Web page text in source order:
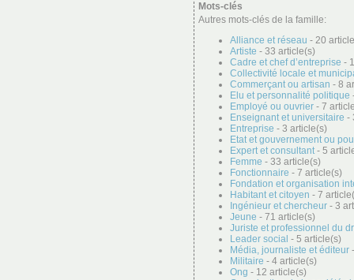
Mots-clés
Autres mots-clés de la famille:
Alliance et réseau - 20
Artiste - 33 article(s)
Cadre et chef d’entreprise -
Collectivité locale et
Commerçant ou artisan - 8
Elu et personnalité politique
Employé ou ouvrier - 7
Enseignant et universitaire -
Entreprise - 3 article(s)
Etat et gouvernement ou
Expert et consultant- 5
Femme - 33 article(s)
Fonctionnaire - 7 article(s)
Fondation et organisation
Habitant et citoyen - 7
Ingénieur et chercheur - 3
Jeune - 71 article(s)
Juriste et professionnel du
Leader social - 5 article(s)
Média, journaliste et éditeur
Militaire - 4 article(s)
Ong - 12 article(s)